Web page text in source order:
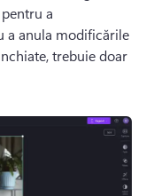
a
a anula modificările
trebuie doar